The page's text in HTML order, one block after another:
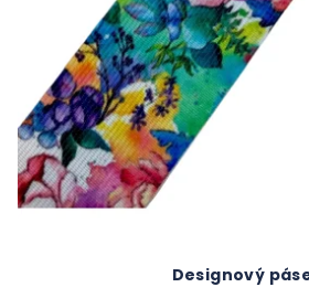
Designový